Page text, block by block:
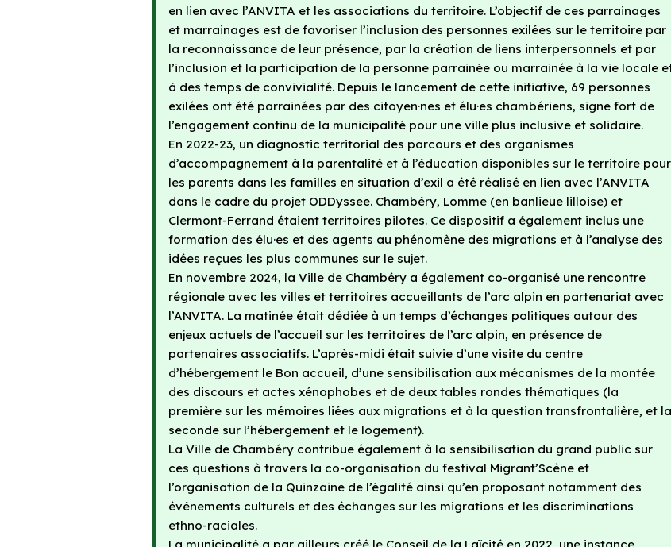
en lien avec l’ANVITA et les associations du territoire. L’objectif de ces parrainages
et marrainages est de favoriser l’inclusion des personnes exilées sur le territoire par
la reconnaissance de leur présence, par la création de liens interpersonnels et par
l’inclusion et la participation de la personne parrainée ou marrainée à la vie locale
à des temps de convivialité. Depuis le lancement de cette initiative, 69 personnes
exilées ont été parrainées par des citoyen·nes et élu·es chambériens, signe fort de
l’engagement continu de la municipalité pour une ville plus inclusive et solidaire.
En 2022-23, un diagnostic territorial des parcours et des organismes
d’accompagnement à la parentalité et à l’éducation disponibles sur le territoire pour
les parents dans les familles en situation d’exil a été réalisé en lien avec l’ANVITA
dans le cadre du projet ODDyssee. Chambéry, Lomme (en banlieue lilloise) et
Clermont-Ferrand étaient territoires pilotes. Ce dispositif a également inclus une
formation des élu·es et des agents au phénomène des migrations et à l’analyse des
idées reçues les plus communes sur le sujet.
En novembre 2024, la Ville de Chambéry a également co-organisé une rencontre
régionale avec les villes et territoires accueillants de l’arc alpin en partenariat avec
l’ANVITA. La matinée était dédiée à un temps d’échanges politiques autour des
enjeux actuels de l’accueil sur les territoires de l’arc alpin, en présence de
partenaires associatifs. L’après-midi était suivie d’une visite du centre
d’hébergement le Bon accueil, d’une sensibilisation aux mécanismes de la montée
des discours et actes xénophobes et de deux tables rondes thématiques (la
première sur les mémoires liées aux migrations et à la question transfrontalière, et la
seconde sur l’hébergement et le logement).
La Ville de Chambéry contribue également à la sensibilisation du grand public sur
ces questions à travers la co-organisation du festival Migrant’Scène et
l’organisation de la Quinzaine de l’égalité ainsi qu’en proposant notamment des
événements culturels et des échanges sur les migrations et les discriminations
ethno-raciales.